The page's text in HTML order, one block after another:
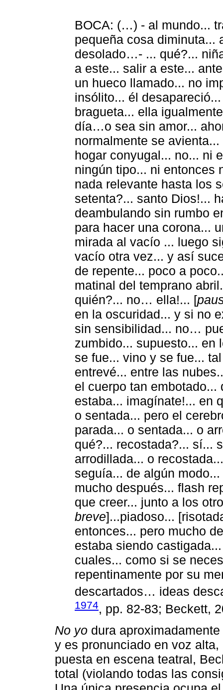
BOCA: (…) - al mundo...
pequeña cosa diminuta...
desolado…- ... qué?...
a este... salir a este...
un hueco llamado... no
insólito... él
bragueta... ella
día…o sea sin amor...
normalmente se
hogar conyugal... no... ni
ningún tipo... ni entonces
nada relevante hasta los
setenta?... santo Dios!...
deambulando sin rumbo
para hacer una corona...
mirada al vacío ... luego
vacío otra vez... y así
de repente... poco a
matinal del temprano
quién?... no… ella!... [
en la oscuridad... y si no
sin sensibilidad... no…
zumbido... supuesto... en
se fue... vino y se fue...
entrevé... entre las
el cuerpo tan
estaba... imagínate!... en
o sentada... pero el
parada... o sentada... o
qué?... recostada?... sí...
arrodillada... o
seguía... de algún
mucho después... flash
que creer... junto a los
breve]...piadoso...
entonces... pero mucho
estaba siendo
cuales... como si se
repentinamente por su
descartados… ideas
1974, pp. 82-83; Beckett,
No yo dura
y es pronunciado en voz
puesta en escena teatral,
total (violando todas las